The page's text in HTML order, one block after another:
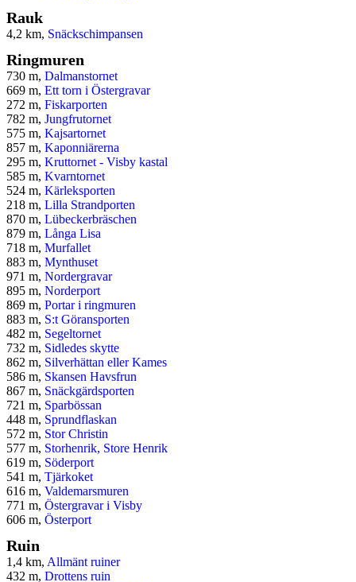
Rauk
4,2 km, Snäckschimpansen
Ringmuren
730 m, Dalmanstornet
669 m, Ett torn i Östergravar
272 m, Fiskarporten
782 m, Jungfrutornet
575 m, Kajsartornet
857 m, Kaponniärerna
295 m, Kruttornet - Visby kastal
585 m, Kvarntornet
524 m, Kärleksporten
218 m, Lilla Strandporten
870 m, Lübeckerbräschen
879 m, Långa Lisa
718 m, Murfallet
883 m, Mynthuset
971 m, Nordergravar
895 m, Norderport
869 m, Portar i ringmuren
883 m, S:t Göransporten
482 m, Segeltornet
732 m, Sidledes skytte
862 m, Silverhättan eller Kames
586 m, Skansen Havsfrun
867 m, Snäckgärdsporten
721 m, Sparbössan
448 m, Sprundflaskan
572 m, Stor Christin
577 m, Storhenrik, Store Henrik
619 m, Söderport
541 m, Tjärkoket
616 m, Valdemarsmuren
771 m, Östergravar i Visby
606 m, Österport
Ruin
1,4 km, Allmänt ruiner
432 m, Drottens ruin